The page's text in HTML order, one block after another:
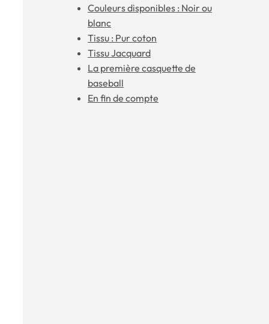
Couleurs disponibles : Noir ou
blanc
Tissu : Pur coton
Tissu Jacquard
La première casquette de
baseball
En fin de compte